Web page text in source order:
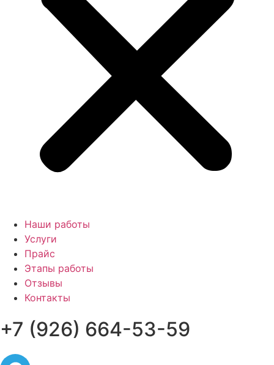
Наши работы
Услуги
Прайс
Этапы работы
Отзывы
Контакты
+7 (926) 664-53-59